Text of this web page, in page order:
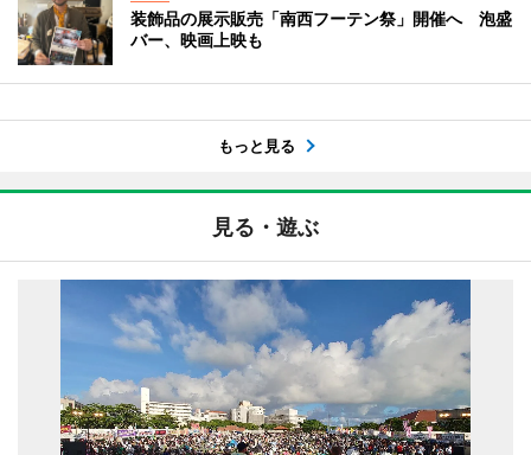
装飾品の展示販売「南西フーテン祭」開催へ 泡盛
バー、映画上映も
もっと見る
見る・遊ぶ